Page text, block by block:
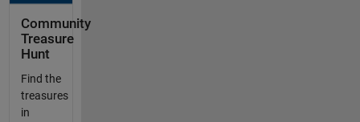
Community
Treasure
Hunt
Find the
treasures
in